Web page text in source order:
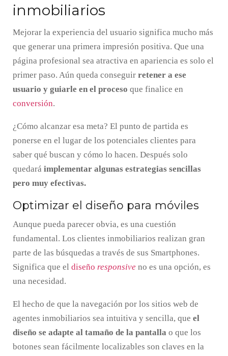
inmobiliarios
Mejorar la experiencia del usuario significa mucho más
que generar una primera impresión positiva. Que una
página profesional sea atractiva en apariencia es solo el
primer paso. Aún queda conseguir retener a ese
usuario y guiarle en el proceso que finalice en
conversión.
¿Cómo alcanzar esa meta? El punto de partida es
ponerse en el lugar de los potenciales clientes para
saber qué buscan y cómo lo hacen. Después solo
quedará implementar algunas estrategias sencillas
pero muy efectivas.
Optimizar el diseño para móviles
Aunque pueda parecer obvia, es una cuestión
fundamental. Los clientes inmobiliarios realizan gran
parte de las búsquedas a través de sus Smartphones.
Significa que el diseño responsive no es una opción, es
una necesidad.
El hecho de que la navegación por los sitios web de
agentes inmobiliarios sea intuitiva y sencilla, que el
diseño se adapte al tamaño de la pantalla o que los
botones sean fácilmente localizables son claves en la